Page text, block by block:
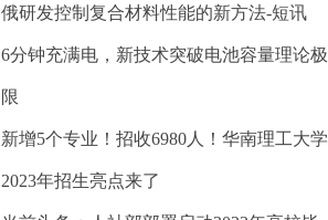
俄研发控制复合材料性能的新方法-短讯
6分钟充满电，新技术突破电池容量理论极
限
新增5个专业！招收6980人！华南理工大学
2023年招生亮点来了